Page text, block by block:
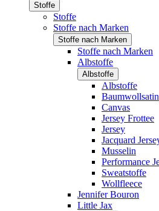
Stoffe
Stoffe
Stoffe nach Marken
Stoffe nach Marken
Stoffe nach Marken
Albstoffe
Albstoffe
Albstoffe
Baumwollsatin
Canvas
Jersey Frottee
Jersey
Jacquard
Musselin
Performance
Sweatstoffe
Wollfleece
Jennifer Bouron
Little Jax